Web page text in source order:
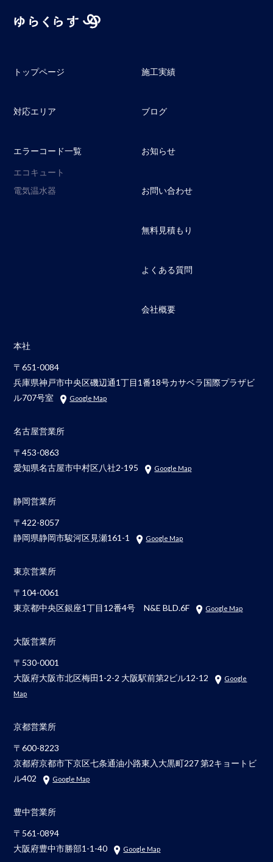
トップページ
対応エリア
エラーコード一覧
エコキュート
電気温水器
施工実績
ブログ
お知らせ
お問い合わせ
無料見積もり
よくある質問
会社概要
本社
〒651-0084
兵庫県神戸市中央区磯辺通1丁目1番18号カサベラ国際プラザビ
ル707号室
Google Map
名古屋営業所
〒453-0863
愛知県名古屋市中村区八社2-195
Google Map
静岡営業所
〒422-8057
静岡県静岡市駿河区見瀬161-1
Google Map
東京営業所
〒104-0061
東京都中央区銀座1丁目12番4号 N&E BLD.6F
Google Map
大阪営業所
〒530-0001
大阪府大阪市北区梅田1-2-2 大阪駅前第2ビル12-12
Google
Map
京都営業所
〒600-8223
京都府京都市下京区七条通油小路東入大黒町227 第2キョートビ
ル402
Google Map
豊中営業所
〒561-0894
大阪府豊中市勝部1-1-40
Google Map